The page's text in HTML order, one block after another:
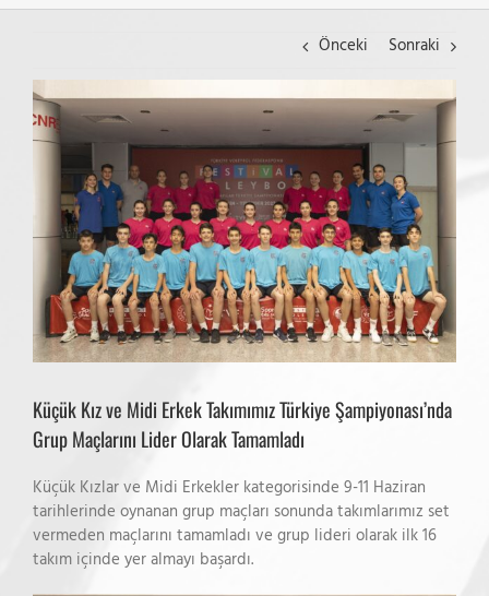
Önceki
Sonraki
View
Larger
Image
Küçük Kız ve Midi Erkek Takımımız Türkiye Şampiyonası’nda
Grup Maçlarını Lider Olarak Tamamladı
Küçük Kızlar ve Midi Erkekler kategorisinde 9-11 Haziran
tarihlerinde oynanan grup maçları sonunda takımlarımız set
vermeden maçlarını tamamladı ve grup lideri olarak ilk 16
takım içinde yer almayı başardı.